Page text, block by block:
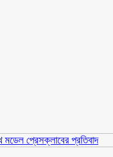
মডেল প্রেসক্লাবের প্রতিবাদ